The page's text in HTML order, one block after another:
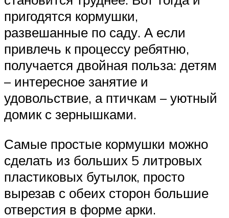
пригодятся кормушки,
развешанные по саду. А если
привлечь к процессу ребятню,
получается двойная польза: детям
– интересное занятие и
удовольствие, а птичкам – уютный
домик с зернышками.
Самые простые кормушки можно
сделать из больших 5 литровых
пластиковых бутылок, просто
вырезав с обеих сторон большие
отверстия в форме арки.